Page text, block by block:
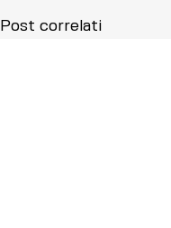
Post correlati